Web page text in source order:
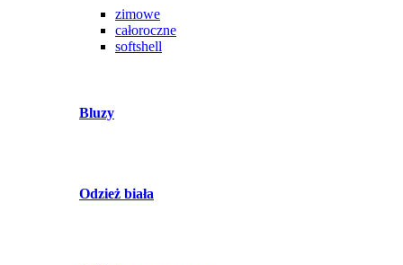
zimowe
całoroczne
softshell
Bluzy
Odzież biała